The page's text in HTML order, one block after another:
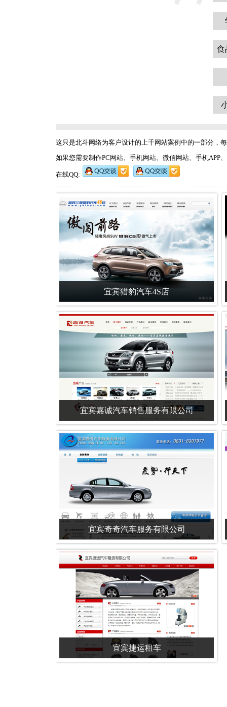
食
这只是北斗网络为客户设计的上千网站案例中的一部分，
如果您需要制作PC网站、手机网站、微信网站、手机APP
在线QQ:
宜宾猎豹汽车4S店
宜宾嘉诚汽车销售服务有限公司
宜宾奇奇汽车服务有限公司
宜宾捷运租车